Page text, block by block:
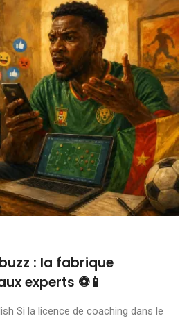
: la fabrique
experts ⚽📱
Si la licence de coaching dans le